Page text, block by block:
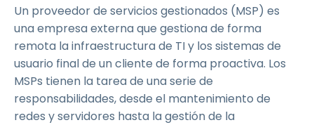
Un proveedor de servicios gestionados (MSP) es
una empresa externa que gestiona de forma
remota la infraestructura de TI y los sistemas de
usuario final de un cliente de forma proactiva. Los
MSPs tienen la tarea de una serie de
responsabilidades, desde el mantenimiento de
redes y servidores hasta la gestión de la